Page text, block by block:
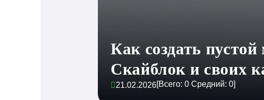
Как создать
Скайблок и своих
21.02.2026[Всего: 0 Средний: 0]